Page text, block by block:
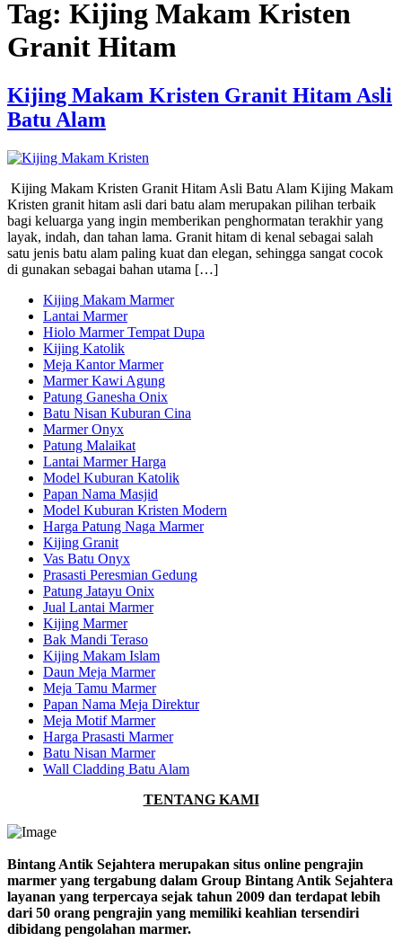
Tag: Kijing Makam Kristen
Granit Hitam
Kijing Makam Kristen Granit Hitam Asli
Batu Alam
Kijing Makam Kristen Granit Hitam Asli Batu Alam Kijing Makam
Kristen granit hitam asli dari batu alam merupakan pilihan terbaik
bagi keluarga yang ingin memberikan penghormatan terakhir yang
layak, indah, dan tahan lama. Granit hitam di kenal sebagai salah
satu jenis batu alam paling kuat dan elegan, sehingga sangat cocok
di gunakan sebagai bahan utama […]
Kijing Makam Marmer
Lantai Marmer
Hiolo Marmer Tempat Dupa
Kijing Katolik
Meja Kantor Marmer
Marmer Kawi Agung
Patung Ganesha Onix
Batu Nisan Kuburan Cina
Marmer Onyx
Patung Malaikat
Lantai Marmer Harga
Model Kuburan Katolik
Papan Nama Masjid
Model Kuburan Kristen Modern
Harga Patung Naga Marmer
Kijing Granit
Vas Batu Onyx
Prasasti Peresmian Gedung
Patung Jatayu Onix
Jual Lantai Marmer
Kijing Marmer
Bak Mandi Teraso
Kijing Makam Islam
Daun Meja Marmer
Meja Tamu Marmer
Papan Nama Meja Direktur
Meja Motif Marmer
Harga Prasasti Marmer
Batu Nisan Marmer
Wall Cladding Batu Alam
TENTANG KAMI
Bintang Antik Sejahtera merupakan situs online pengrajin
marmer yang tergabung dalam Group Bintang Antik Sejahtera
layanan yang terpercaya sejak tahun 2009 dan terdapat lebih
dari 50 orang pengrajin yang memiliki keahlian tersendiri
dibidang pengolahan marmer.